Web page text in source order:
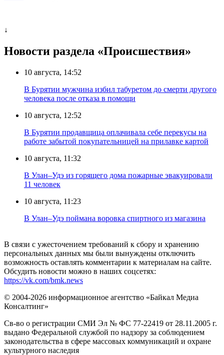
↓
Новости раздела «Происшествия»
10 августа, 14:52
В Бурятии мужчина избил табуретом до смерти другого
человека после отказа в помощи
10 августа, 12:52
В Бурятии продавщица оплачивала себе перекусы на
работе забытой покупательницей на прилавке картой
10 августа, 11:32
В Улан–Удэ из горящего дома пожарные эвакуировали
11 человек
10 августа, 11:23
В Улан–Удэ поймана воровка спиртного из магазина
В связи с ужесточением требований к сбору и хранению
персональных данных мы были вынуждены отключить
возможность оставлять комментарии к материалам на сайте.
Обсудить новости можно в наших соцсетях:
https://vk.com/bmk.news
© 2004-2026 информационное агентство «Байкал Медиа
Консалтинг»
Св-во о регистрации СМИ Эл № ФС 77-22419 от 28.11.2005 г.
выдано Федеральной службой по надзору за соблюдением
законодательства в сфере массовых коммуникаций и охране
культурного наследия